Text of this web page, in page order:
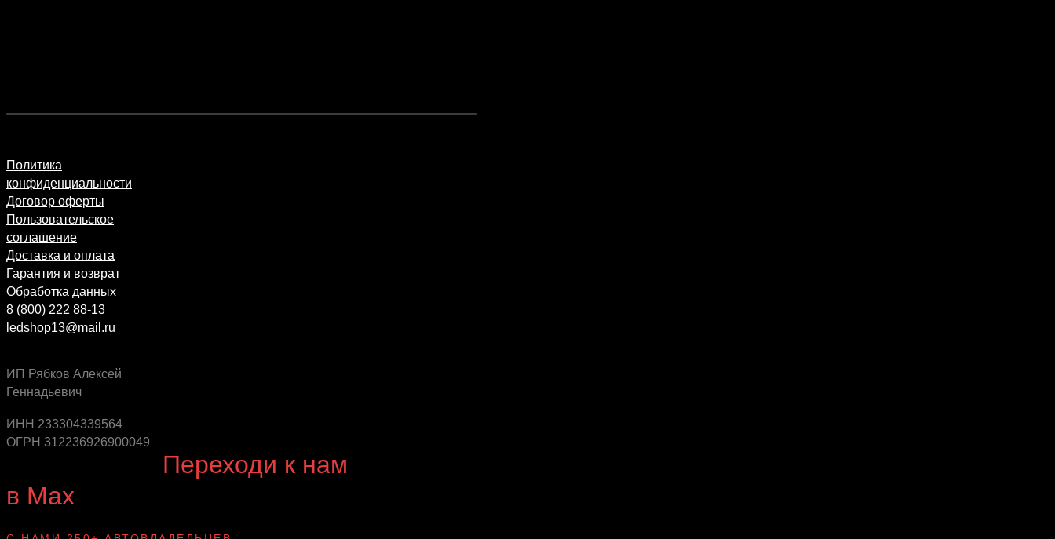
новинок и новых поступлений на склад
Переходи к нам
в Max
Политика
конфиденциальности
Договор оферты
Пользовательское
соглашение
Доставка и оплата
Гарантия и возврат
Обработка данных
8 (800) 222 88-13
ledshop13@mail.ru
ИП Рябков Алексей
Геннадьевич
ИНН 233304339564
ОГРН 312236926900049